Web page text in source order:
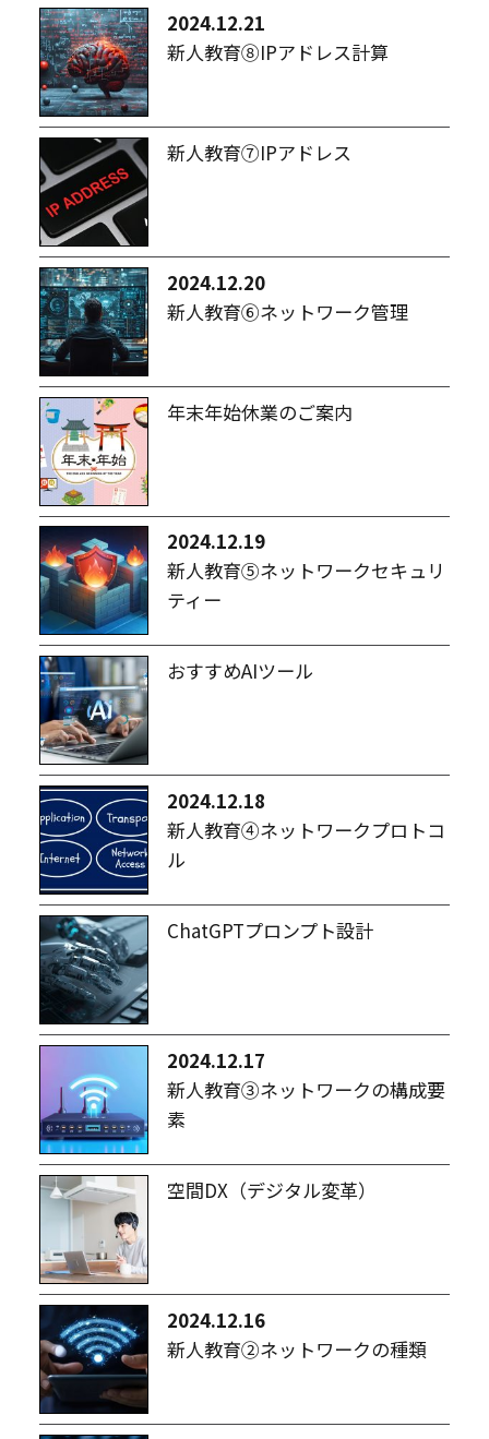
2024.12.21
新人教育⑧IPアドレス計算
新人教育⑦IPアドレス
2024.12.20
新人教育⑥ネットワーク管理
年末年始休業のご案内
2024.12.19
新人教育⑤ネットワークセキュリ
ティー
おすすめAIツール
2024.12.18
新人教育④ネットワークプロトコ
ル
ChatGPTプロンプト設計
2024.12.17
新人教育③ネットワークの構成要
素
空間DX（デジタル変革）
2024.12.16
新人教育②ネットワークの種類